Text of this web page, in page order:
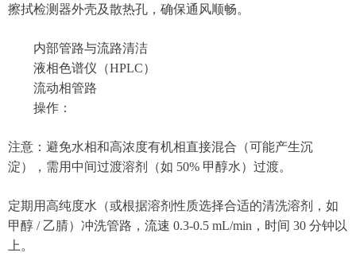
擦拭检测器外壳及散热孔，确保通风顺畅。
内部管路与流路清洁
液相色谱仪（HPLC）
流动相管路
操作：
注意：避免水相和高浓度有机相直接混合（可能产生沉
淀），需用中间过渡溶剂（如 50% 甲醇水）过渡。
定期用高纯度水（或根据溶剂性质选择合适的清洗溶剂，如
甲醇 / 乙腈）冲洗管路，流速 0.3-0.5 mL/min，时间 30 分钟以
上。